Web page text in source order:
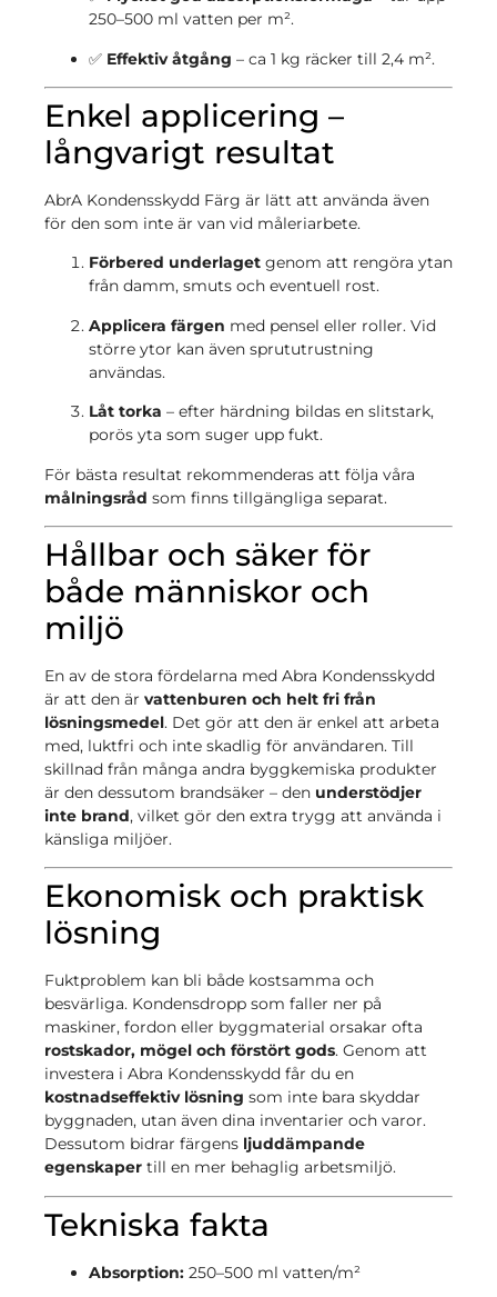
250–500 ml vatten per m².
✅ Effektiv åtgång – ca 1 kg räcker till 2,4 m².
Enkel applicering –
långvarigt resultat
AbrA Kondensskydd Färg är lätt att använda även
för den som inte är van vid måleriarbete.
Förbered underlaget genom att rengöra ytan
från damm, smuts och eventuell rost.
Applicera färgen med pensel eller roller. Vid
större ytor kan även sprututrustning
användas.
Låt torka – efter härdning bildas en slitstark,
porös yta som suger upp fukt.
För bästa resultat rekommenderas att följa våra
målningsråd som finns tillgängliga separat.
Hållbar och säker för
både människor och
miljö
En av de stora fördelarna med Abra Kondensskydd
är att den är vattenburen och helt fri från
lösningsmedel. Det gör att den är enkel att arbeta
med, luktfri och inte skadlig för användaren. Till
skillnad från många andra byggkemiska produkter
är den dessutom brandsäker – den understödjer
inte brand, vilket gör den extra trygg att använda i
känsliga miljöer.
Ekonomisk och praktisk
lösning
Fuktproblem kan bli både kostsamma och
besvärliga. Kondensdropp som faller ner på
maskiner, fordon eller byggmaterial orsakar ofta
rostskador, mögel och förstört gods. Genom att
investera i Abra Kondensskydd får du en
kostnadseffektiv lösning som inte bara skyddar
byggnaden, utan även dina inventarier och varor.
Dessutom bidrar färgens ljuddämpande
egenskaper till en mer behaglig arbetsmiljö.
Tekniska fakta
Absorption: 250–500 ml vatten/m²